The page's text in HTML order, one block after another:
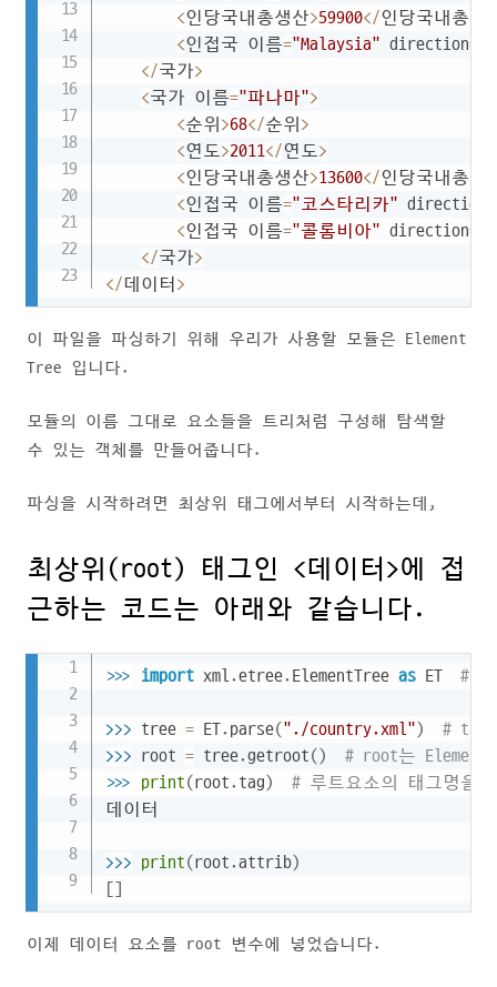
<인당국내총생산>59900</인당국내총생
<인접국 이름="Malaysia" direction=
</국가>
<국가 이름="파나마">
<순위 >68</순위 >
<연도>2011</연도>
<인당국내총생산>13600</인당국내총생
<인접국 이름="코스타리카" direction
<인접국 이름="콜롬비아" direction=
</국가>
</데이터 >
이 파일을 파싱하기 위해 우리가 사용할 모듈은 Element
Tree 입니다.
모듈의 이름 그대로 요소들을 트리처럼 구성해 탐색할
수 있는 객체를 만들어줍니다.
파싱을 시작하려면 최상위 태그에서부터 시작하는데,
최상위(root) 태그인 <데이터>에 접
근하는 코드는 아래와 같습니다.
>>> import xml.etree. ElementTree as ET #
>>> tree = ET. parse("./country.xml")
# tree
>>> root = tree.getroot()
# root는
>>> print(root. tag)
# 루트요소의 태그명을
데이터
>>> print(root.attrib)
[]
Copy
이제 데이터 요소를 root 변수에 넣었습니다.